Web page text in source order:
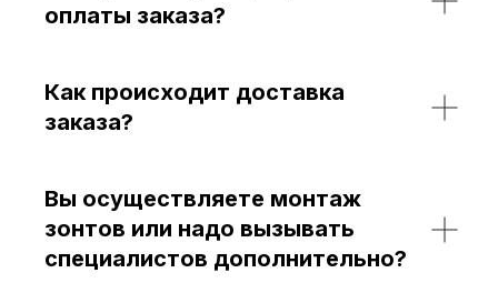
оплаты заказа?
Как происходит доставка
заказа?
Вы осуществляете монтаж
зонтов или надо вызывать
специалистов дополнительно?